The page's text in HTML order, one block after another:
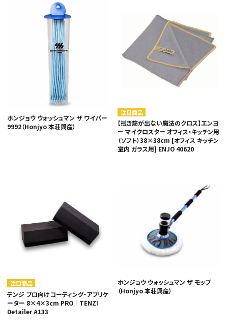
ホンジョウ ウォッシュマン ザ ワイパー
9992（Honjyo 本荘興産）
注目商品
【拭き筋が出ない魔法のクロス】エンヨ
ー マイクロスター オフィス・キッチン用
（ソフト）38×38cm [オフィス キッチン
室内 ガラス用] ENJO 40620
注目商品
テンジ プロ向けコーティング・アプリケ
ーター 8×4×3cm PRO｜TENZI
Detailer A133
ホンジョウ ウォッシュマン ザ モップ
（Honjyo 本荘興産）